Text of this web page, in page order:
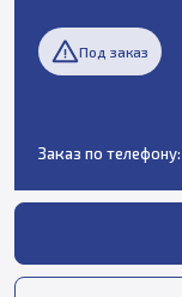
Под заказ
Заказ по телефону: